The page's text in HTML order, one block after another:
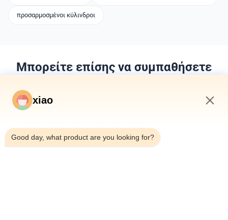
προσαρμοσμένοι κύλινδροι
Μπορείτε επίσης να συμπαθήσετε
xiao
Good day, what product are you looking for?